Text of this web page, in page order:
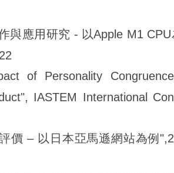
與應用研究 - 以Apple M1
of Personality
IASTEM International
價 – 以日本亞馬遜網站為例